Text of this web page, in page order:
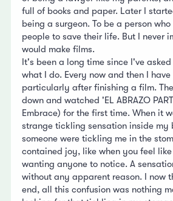
full of books and paper. Later I
being a surgeon. To be a person
people to save their life. But I never
would make films.
It's been a long time since I've
what I do. Every now and then I
particularly after finishing a film.
down and watched 'EL ABRAZO
Embrace) for the first time. When it
strange tickling sensation inside my
someone were tickling me in the
contained joy, like when you feel
wanting anyone to notice. A
without any apparent reason. I now
end, all this confusion was nothing